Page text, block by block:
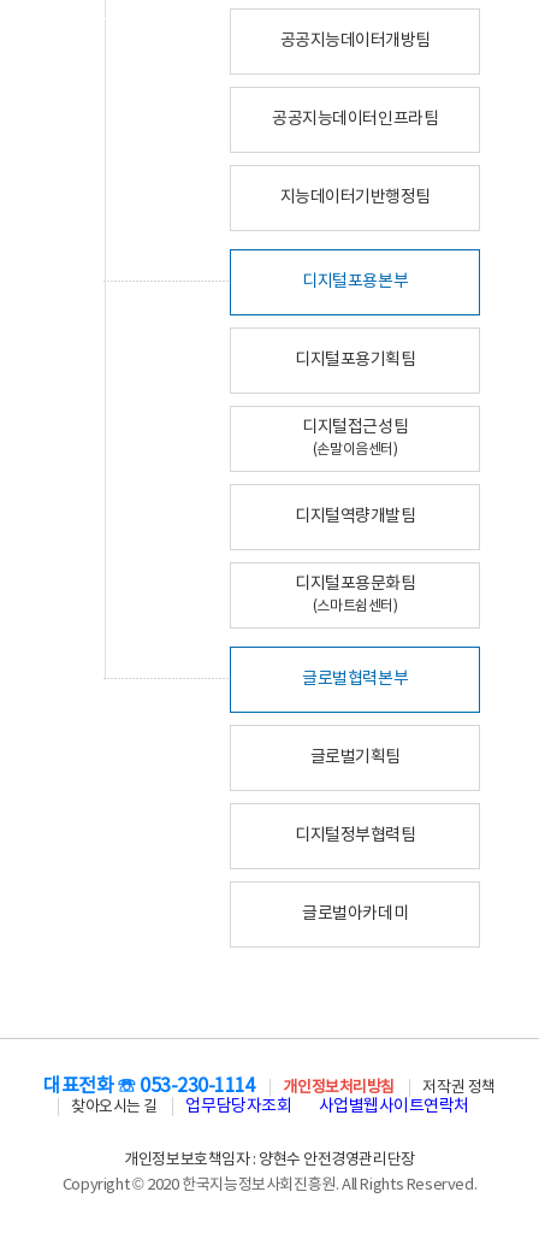
공공지능데이터개방팀
공공지능데이터인프라팀
지능데이터기반행정팀
디지털포용본부
디지털포용기획팀
디지털접근성팀
(손말이음센터)
디지털역량개발팀
디지털포용문화팀
(스마트쉼센터)
글로벌협력본부
글로벌기획팀
디지털정부협력팀
글로벌아카데미
대표전화 ☏ 053-230-1114 개인정보처리방침
저작권 정책
찾아오시는 길
업무담당자조회 사업별웹사이트연락처
개인정보보호책임자 : 양현수 안전경영관리단장
Copyright © 2020 한국지능정보사회진흥원. All Rights Reserved.